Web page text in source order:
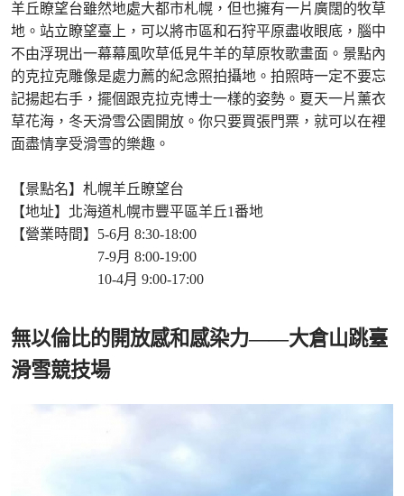
羊丘瞭望台雖然地處大都市札幌，但也擁有一片廣闊的牧草
地。站立瞭望臺上，可以將市區和石狩平原盡收眼底，腦中
不由浮現出一幕幕風吹草低見牛羊的草原牧歌畫面。景點內
的克拉克雕像是處力薦的紀念照拍攝地。拍照時一定不要忘
記揚起右手，擺個跟克拉克博士一樣的姿勢。夏天一片薰衣
草花海，冬天滑雪公園開放。你只要買張門票，就可以在裡
面盡情享受滑雪的樂趣。
【景點名】札幌羊丘瞭望台
【地址】北海道札幌市豐平區羊丘1番地
【營業時間】5-6月 8:30-18:00
7-9月 8:00-19:00
10-4月 9:00-17:00
無以倫比的開放感和感染力——大倉山跳臺
滑雪競技場